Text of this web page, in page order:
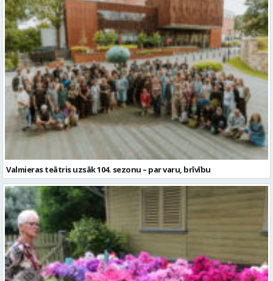
Valmieras teātris uzsāk 104. sezonu – par varu, brīvību